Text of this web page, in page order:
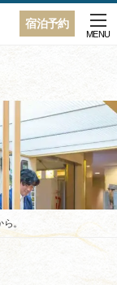
宿泊予約
MENU
。